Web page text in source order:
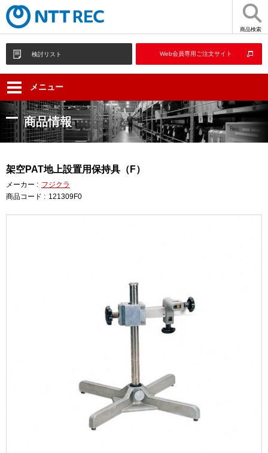
商品検索
検討リスト Web会員専用ご注文サイト
メニュー
商品情報
架空PAT地上設置用保持具（F）
メーカー : フジクラ
商品コード : 121309F0